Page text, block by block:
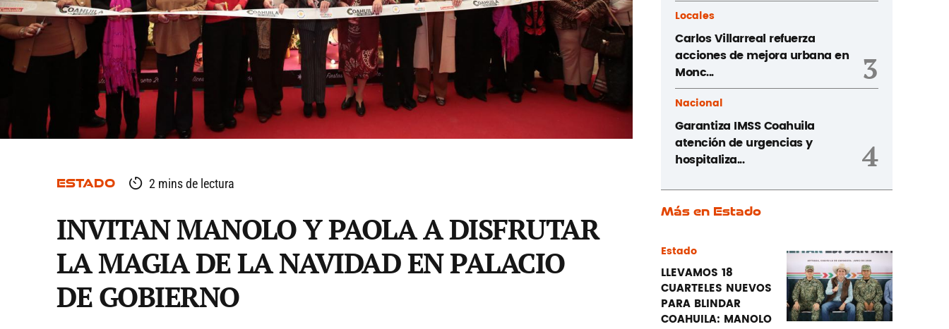
ESTADO 2 mins de lectura
INVITAN MANOLO Y PAOLA A DISFRUTAR
LA MAGIA DE LA NAVIDAD EN PALACIO
DE GOBIERNO
Locales
Carlos Villarreal refuerza
acciones de mejora urbana en
Monc...
3
Nacional
Garantiza IMSS Coahuila
atención de urgencias y
hospitaliza...
4
Más en Estado
Estado
LLEVAMOS 18
CUARTELES NUEVOS
PARA BLINDAR
COAHUILA: MANOLO